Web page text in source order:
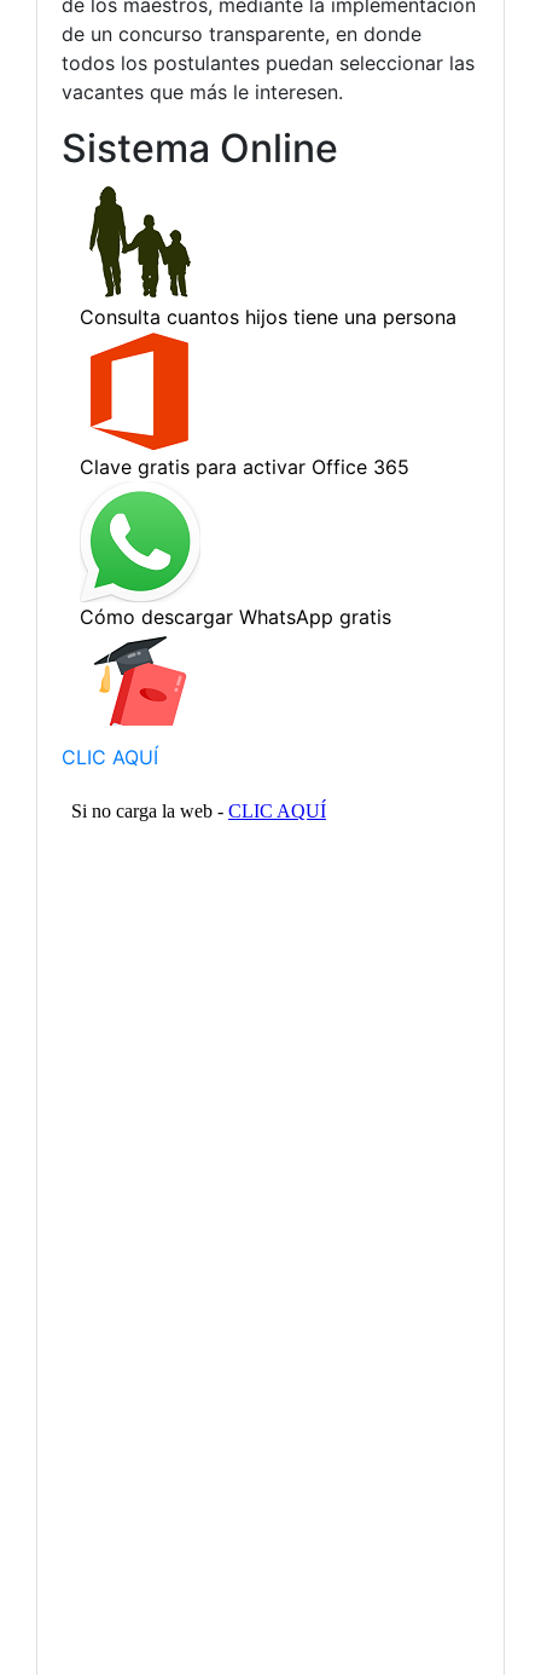
de un concurso transparente, en donde
todos los postulantes puedan seleccionar las
vacantes que más le interesen.
Sistema Online
CLIC AQUÍ